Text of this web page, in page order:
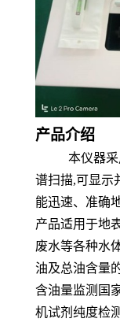
产品介绍
本仪器
谱扫描,可显示
能迅速、准确
产品适用于地
废水等各种水
油及总油含量
含油量监测国
机试剂纯度检